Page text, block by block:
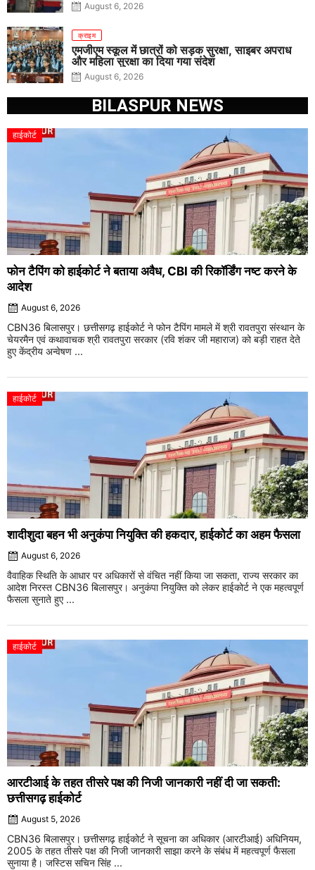
August 6, 2026
क्राइम
एमजीएम स्कूल में छात्रों को सड़क सुरक्षा, साइबर अपराध
और महिला सुरक्षा का दिया गया संदेश
August 6, 2026
BILASPUR NEWS
हाईकोर्ट
फोन टैपिंग को हाईकोर्ट ने बताया अवैध, CBI की रिकॉर्डिंग नष्ट करने के
आदेश
August 6, 2026
CBN36 बिलासपुर। छत्तीसगढ़ हाईकोर्ट ने फोन टैपिंग मामले में श्री रावतपुरा संस्थान के
चेयरमैन एवं कथावाचक श्री रावतपुरा सरकार (रवि शंकर जी महाराज) को बड़ी राहत देते
हुए केंद्रीय अन्वेषण ...
हाईकोर्ट
शादीशुदा बहन भी अनुकंपा नियुक्ति की हकदार, हाईकोर्ट का अहम फैसला
August 6, 2026
वैवाहिक स्थिति के आधार पर अधिकारों से वंचित नहीं किया जा सकता, राज्य सरकार का
आदेश निरस्त CBN36 बिलासपुर। अनुकंपा नियुक्ति को लेकर हाईकोर्ट ने एक महत्वपूर्ण
फैसला सुनाते हुए ...
हाईकोर्ट
आरटीआई के तहत तीसरे पक्ष की निजी जानकारी नहीं दी जा सकती:
छत्तीसगढ़ हाईकोर्ट
August 5, 2026
CBN36 बिलासपुर। छत्तीसगढ़ हाईकोर्ट ने सूचना का अधिकार (आरटीआई) अधिनियम,
2005 के तहत तीसरे पक्ष की निजी जानकारी साझा करने के संबंध में महत्वपूर्ण फैसला
सुनाया है। जस्टिस सचिन सिंह ...